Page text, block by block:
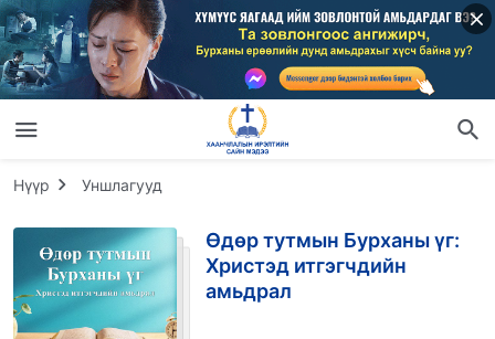
Нүүр Уншлагууд
Өдөр тутмын Бурханы үг:
Христэд итгэгчдийн
амьдрал